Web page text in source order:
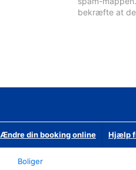
bekræfte at
Ændre din booking online Hjælp
Boliger